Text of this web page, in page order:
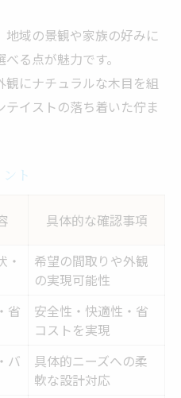
域の景観や家族の好みに
る点が魅力です。
にナチュラルな木目を組
イストの落ち着いた佇ま
ト
具体的な確認事項
・
希望の間取りや外観
の実現可能性
省
安全性・快適性・省
コストを実現
バ
具体的ニーズへの柔
軟な設計対応